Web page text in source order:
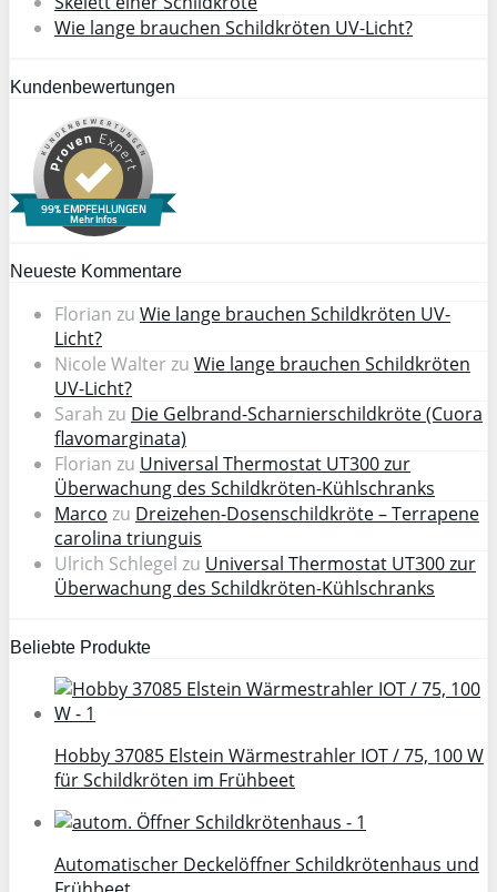
Wie lange brauchen Schildkröten UV-Licht?
Kundenbewertungen
99% EMPFEHLUNGEN
Mehr Infos
Neueste Kommentare
Florian zu Wie lange brauchen Schildkröten UV-
Licht?
Nicole Walter zu Wie lange brauchen Schildkröten
UV-Licht?
Sarah zu Die Gelbrand-Scharnierschildkröte (Cuora
flavomarginata)
Florian zu Universal Thermostat UT300 zur
Überwachung des Schildkröten-Kühlschranks
Marco zu Dreizehen-Dosenschildkröte – Terrapene
carolina triunguis
Ulrich Schlegel zu Universal Thermostat UT300 zur
Überwachung des Schildkröten-Kühlschranks
Beliebte Produkte
Hobby 37085 Elstein Wärmestrahler IOT / 75, 100 W
für Schildkröten im Frühbeet
Automatischer Deckelöffner Schildkrötenhaus und